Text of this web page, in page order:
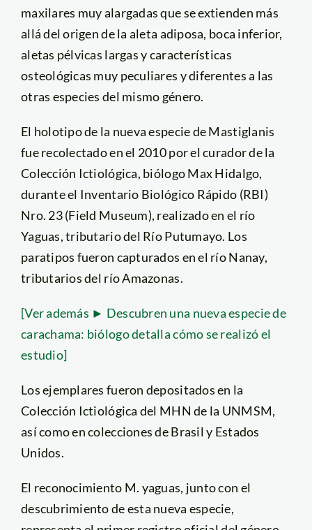
maxilares muy alargadas que se extienden más
allá del origen de la aleta adiposa, boca inferior,
aletas pélvicas largas y características
osteológicas muy peculiares y diferentes a las
otras especies del mismo género.
El holotipo de la nueva especie de Mastiglanis
fue recolectado en el 2010 por el curador de la
Colección Ictiológica, biólogo Max Hidalgo,
durante el Inventario Biológico Rápido (RBI)
Nro. 23 (Field Museum), realizado en el río
Yaguas, tributario del Río Putumayo. Los
paratipos fueron capturados en el río Nanay,
tributarios del río Amazonas.
[Ver además ► Descubren una nueva especie de
carachama: biólogo detalla cómo se realizó el
estudio]
Los ejemplares fueron depositados en la
Colección Ictiológica del MHN de la UNMSM,
así como en colecciones de Brasil y Estados
Unidos.
El reconocimiento M. yaguas, junto con el
descubrimiento de esta nueva especie,